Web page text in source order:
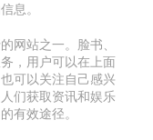
息。
网站之一。脸书、
，用户可以在上面
可以关注自己感兴
们获取资讯和娱乐
有效途径。